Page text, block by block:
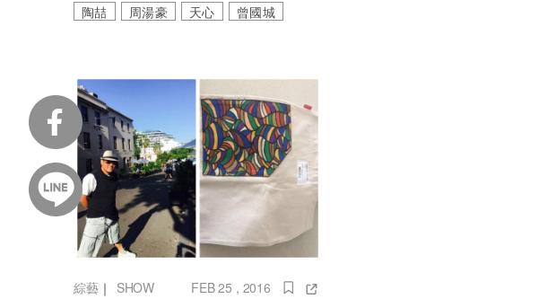
陶喆 周湯豪 天心 曾國城
綜藝 ｜ SHOW FEB 25 , 2016